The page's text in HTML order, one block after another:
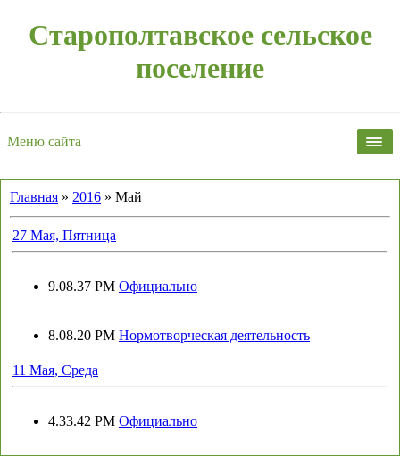
Старополтавское сельское
поселение
Меню сайта
Главная » 2016 » Май
27 Мая, Пятница
9.08.37 PM Официально
8.08.20 PM Нормотворческая деятельность
11 Мая, Среда
4.33.42 PM Официально